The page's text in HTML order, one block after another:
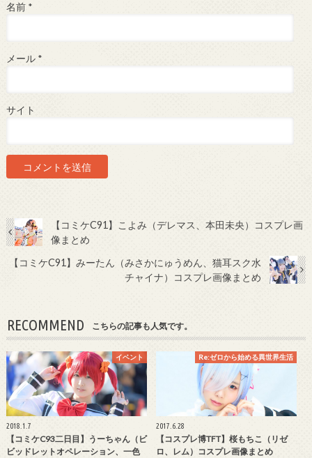
名前 *
メール *
サイト
【コミケC91】こよみ（デレマス、本田未央）コスプレ画
像まとめ
【コミケC91】みーたん（みさかにゅうめん、猫耳スク水
チャイナ）コスプレ画像まとめ
RECOMMEND こちらの記事も人気です。
イベント
2018.1.7
【コミケC93二日目】うーちゃん（ビ
ビッドレットオペレーション、一色
Re:ゼロから始める異世界生活
2017.6.28
【コスプレ博TFT】桜もちこ（リゼ
ロ、レム）コスプレ画像まとめ